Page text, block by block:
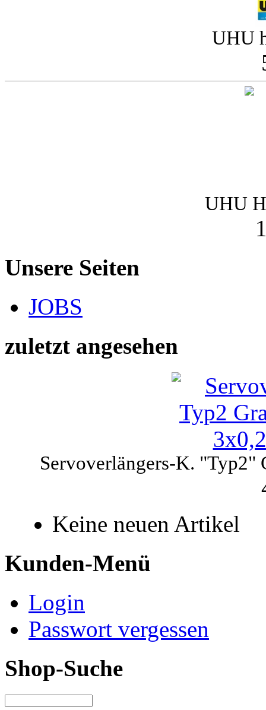
UHU
UHU
Unsere Seiten
JOBS
zuletzt angesehen
Servoverlängers-K. "Typ2"
Keine neuen Artikel
Kunden-Menü
Login
Passwort vergessen
Shop-Suche